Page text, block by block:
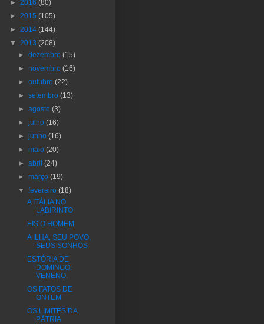
► 2016 (80)
► 2015 (105)
► 2014 (144)
▼ 2013 (208)
►dezembro(15)
►novembro(16)
►outubro(22)
►setembro(13)
►agosto(3)
►julho(16)
►junho(16)
►maio(20)
►abril(24)
►março(19)
▼fevereiro(18)
A ITÁLIA NO
LABIRINTO
EIS O HOMEM
A ILHA, SEU POVO,
SEUS SONHOS
ESTÓRIA DE
DOMINGO:
VENENO.
OS FATOS DE
ONTEM
OS LIMITES DA
PÁTRIA